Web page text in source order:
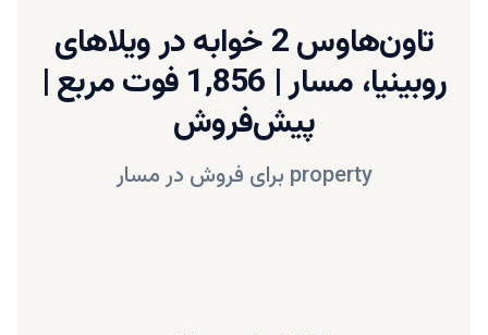
تاون‌هاوس 2 خوابه در ویلاهای
روبینیا، مسار | 1,856 فوت مربع |
پیش‌فروش
property برای فروش درمسار